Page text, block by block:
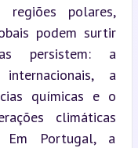
polares,
podem surtir
persistem: a
a
químicas e o
climáticas
Em Portugal, a